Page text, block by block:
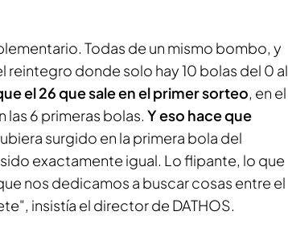
Todas de un mismo bombo, y
reintegro donde solo hay 10 bolas del 0 al
el 26 que sale en el primer sorteo, en el
6 primeras bolas. Y eso hace que
surgido en la primera bola del
exactamente igual. Lo flipante, lo que
nos dedicamos a buscar cosas entre el
insistía el director de DATHOS.